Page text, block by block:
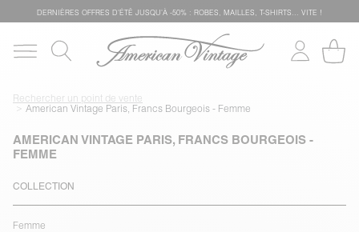
DERNIÈRES OFFRES D'ÉTÊ JUSQU'À -50% : ROBES, MAILLES, T-SHIRTS... VITE !
Rechercher un point de vente
American Vintage Paris, Francs Bourgeois - Femme
AMERICAN VINTAGE PARIS, FRANCS BOURGEOIS -
FEMME
COLLECTION
Femme